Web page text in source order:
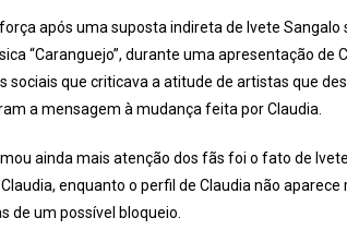
após uma suposta indireta de Ivete Sangalo
“Caranguejo”, durante uma apresentação
sociais que criticava a atitude de artistas que
a mensagem à mudança feita por Claudia.
ainda mais atenção dos fãs foi o fato de
enquanto o perfil de Claudia não
de um possível bloqueio.